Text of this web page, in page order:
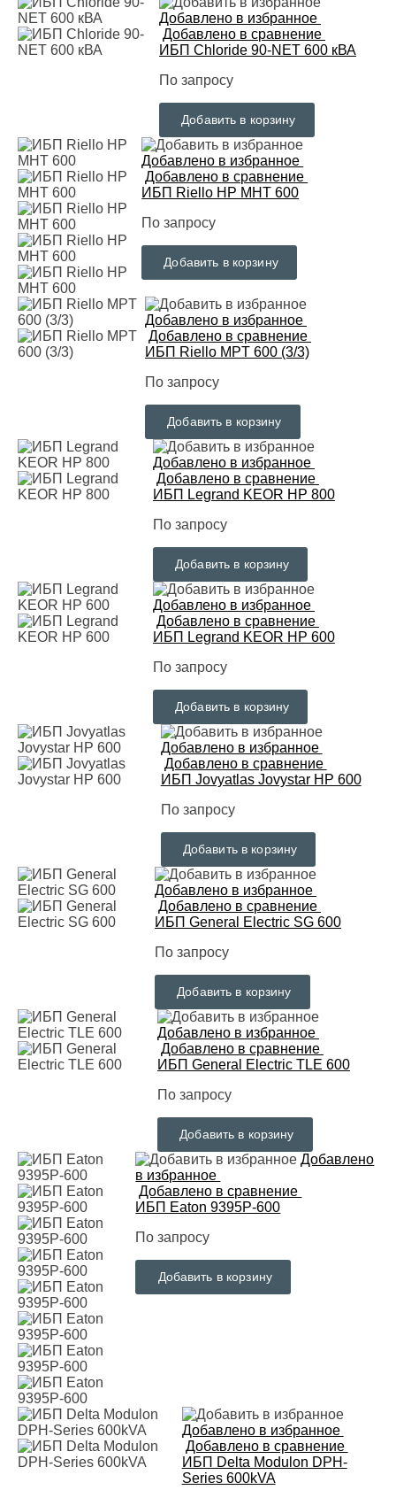
Добавлено в избранное
Добавлено в сравнение
ИБП Chloride 90-NET 600 кВА
По запросу
Добавить в корзину
Добавлено в избранное
Добавлено в сравнение
ИБП Riello HP MHT 600
По запросу
Добавить в корзину
Добавлено в избранное
Добавлено в сравнение
ИБП Riello MPT 600 (3/3)
По запросу
Добавить в корзину
Добавлено в избранное
Добавлено в сравнение
ИБП Legrand KEOR HP 800
По запросу
Добавить в корзину
Добавлено в избранное
Добавлено в сравнение
ИБП Legrand KEOR HP 600
По запросу
Добавить в корзину
Добавлено в избранное
Добавлено в сравнение
ИБП Jovyatlas Jovystar HP 600
По запросу
Добавить в корзину
Добавлено в избранное
Добавлено в сравнение
ИБП General Electric SG 600
По запросу
Добавить в корзину
Добавлено в избранное
Добавлено в сравнение
ИБП General Electric TLE 600
По запросу
Добавить в корзину
Добавлено
в избранное
Добавлено в сравнение
ИБП Eaton 9395P-600
По запросу
Добавить в корзину
Добавлено в избранное
Добавлено в сравнение
ИБП Delta Modulon DPH-
Series 600kVA